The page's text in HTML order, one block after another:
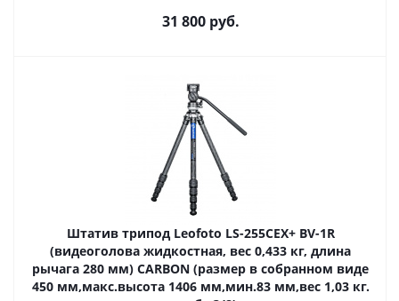
31 800руб.
Штатив трипод Leofoto LS-255CEX+ BV-1R
(видеоголова жидкостная, вес 0,433 кг, длина
рычага 280 мм) CARBON (размер в собранном виде
450 мм,макс.высота 1406 мм,мин.83 мм,вес 1,03 кг.